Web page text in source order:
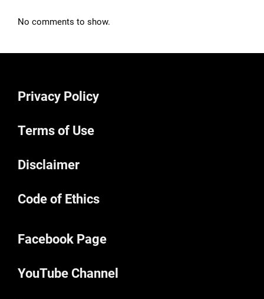
No comments to show.
Privacy Policy
Terms of Use
Disclaimer
Code of Ethics
Facebook Page
YouTube Channel